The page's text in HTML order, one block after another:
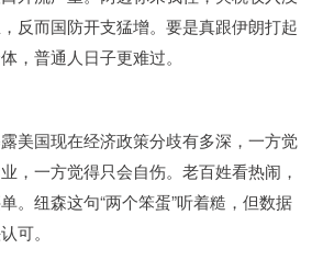
反而国防开支猛增。要是真跟伊朗打起
，普通人日子更难过。
美国现在经济政策分歧有多深，一方觉
，一方觉得只会自伤。老百姓看热闹，
。纽森这句“两个笨蛋”听着糙，但数据
可。